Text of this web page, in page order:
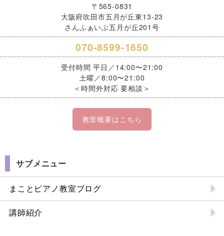
〒565-0831
大阪府吹田市五月が丘東13-23
さんふぁいぶ五月が丘201号
070-8599-1650
受付時間 平日／14:00〜21:00
土曜／8:00〜21:00
＜時間外対応 要相談＞
教室概要はこちら
サブメニュー
まことピアノ教室ブログ
講師紹介